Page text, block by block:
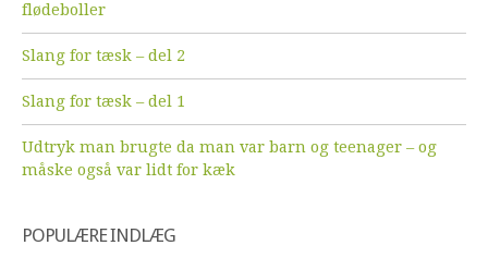
flødeboller
Slang for tæsk – del 2
Slang for tæsk – del 1
Udtryk man brugte da man var barn og teenager – og
måske også var lidt for kæk
POPULÆRE INDLÆG